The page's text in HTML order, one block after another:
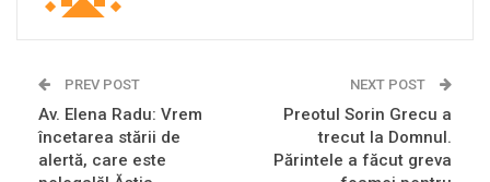
PREV POST
Av. Elena Radu: Vrem
încetarea stării de
alertă, care este
NEXT POST
Preotul Sorin Grecu a
trecut la Domnul.
Părintele a făcut greva